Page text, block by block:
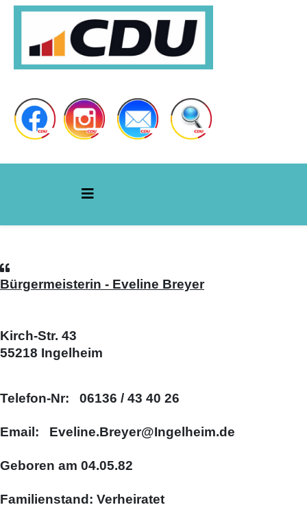
Bürgermeisterin - Eveline Breyer
Kirch-Str. 43
55218 Ingelheim
Telefon-Nr: 06136 / 43 40 26
Email: Eveline.Breyer@Ingelheim.de
Geboren am 04.05.82
Familienstand: Verheiratet